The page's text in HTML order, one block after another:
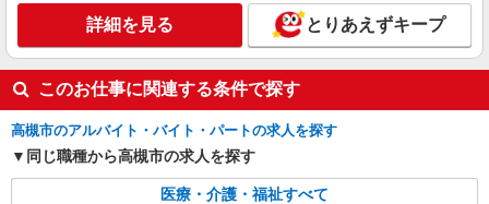
大阪府高槻市内の病院
キープ 詳細を見る
詳細を見る とりあえずキープ
このお仕事に関連する条件で探す
高槻市のアルバイト・バイト・パートの求人を探す
同じ職種から高槻市の求人を探す
医療・介護・福祉すべて